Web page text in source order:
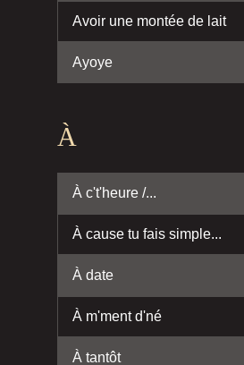
Avoir une montée de lait
Ayoye
À
À c't'heure /...
À cause tu fais simple...
À date
À m'ment d'né
À tantôt